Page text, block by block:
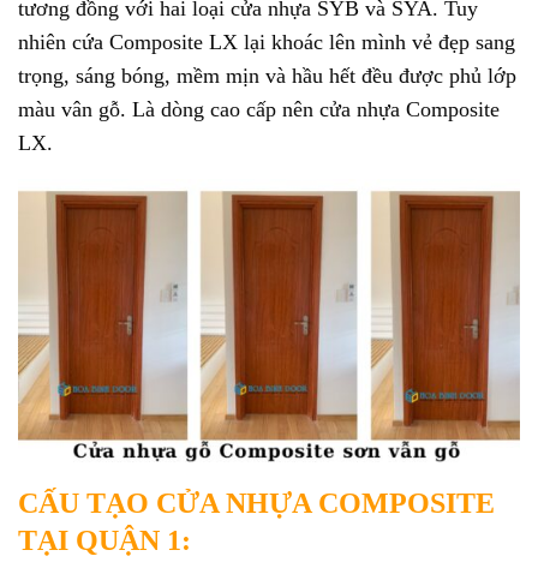
tương đồng với hai loại cửa nhựa SYB và SYA. Tuy
nhiên cứa Composite LX lại khoác lên mình vẻ đẹp sang
trọng, sáng bóng, mềm mịn và hầu hết đều được phủ lớp
màu vân gỗ. Là dòng cao cấp nên cửa nhựa Composite
LX.
CẤU TẠO CỬA NHỰA COMPOSITE
TẠI QUẬN 1: